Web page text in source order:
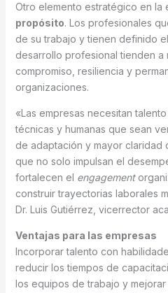
Otro elemento estratégico en la
propósito. Los profesionales
de su trabajo y tienen definido
desarrollo profesional tienden a
compromiso, resiliencia y
organizaciones.
«Las empresas necesitan
técnicas y humanas que sean
de adaptación y mayor claridad
que no solo impulsan el
fortalecen el engagement
construir trayectorias laborales
Dr. Luis Gutiérrez, vicerrector
Ventajas para las empresas
Incorporar talento con
reducir los tiempos de
los equipos de trabajo y